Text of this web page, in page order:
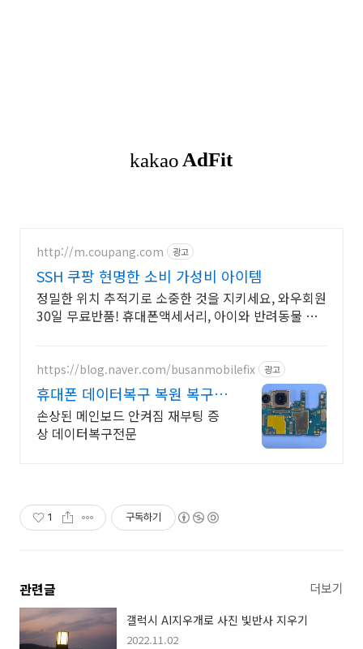
http://m.coupang.com 광고
SSH 쿠팡 현명한 소비 가성비 아이템
정밀한 위치 추적기로 소중한 것을 지키세요, 와우회원
30일 무료반품! 휴대폰액세서리, 아이와 반려동물 안
https://blog.naver.com/busanmobilefix 광고
휴대폰 데이터복구 복원 복구
실패시 비용 무료
손상된 메인보드 안켜짐 재부팅 증
상 데이터복구전문
1 구독하기
관련글 더보기
갤럭시 AI지우개로 사진 빛반사 지우기
2022.11.02